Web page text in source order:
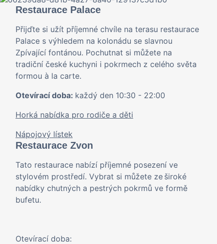
Restaurace Palace
Přijďte si užít příjemné chvíle na terasu restaurace
Palace s výhledem na kolonádu se slavnou
Zpívající fontánou. Pochutnat si můžete na
tradiční české kuchyni i pokrmech z celého světa
formou à la carte.
Otevírací doba: každý den 10:30 - 22:00
Horká nabídka pro rodiče a děti
Nápojový lístek
Restaurace Zvon
Tato restaurace nabízí příjemné posezení ve
stylovém prostředí. Vybrat si můžete ze široké
nabídky chutných a pestrých pokrmů ve formě
bufetu.
Otevírací doba: